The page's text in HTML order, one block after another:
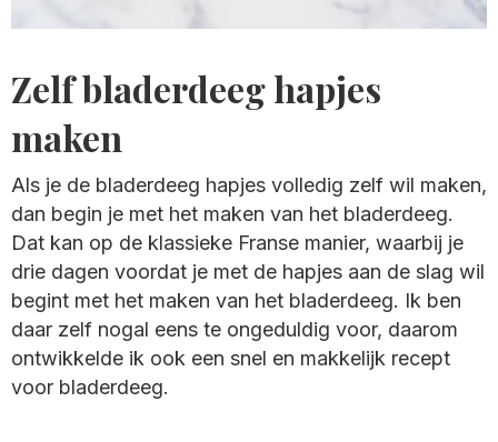
Zelf bladerdeeg hapjes
maken
Als je de bladerdeeg hapjes volledig zelf wil maken,
dan begin je met het maken van het bladerdeeg.
Dat kan op de klassieke Franse manier, waarbij je
drie dagen voordat je met de hapjes aan de slag wil
begint met het maken van het bladerdeeg. Ik ben
daar zelf nogal eens te ongeduldig voor, daarom
ontwikkelde ik ook een snel en makkelijk recept
voor bladerdeeg.